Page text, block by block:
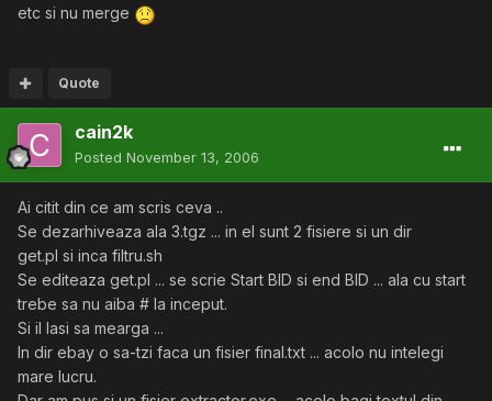
etc si nu merge
Quote
cain2k
Posted November 13, 2006
Ai citit din ce am scris ceva ..
Se dezarhiveaza ala 3.tgz ... in el sunt 2 fisiere si un dir
get.pl si inca filtru.sh
Se editeaza get.pl ... se scrie Start BID si end BID ... ala cu start
trebe sa nu aiba # la inceput.
Si il lasi sa mearga ...
In dir ebay o sa-tzi faca un fisier final.txt ... acolo nu intelegi
mare lucru.